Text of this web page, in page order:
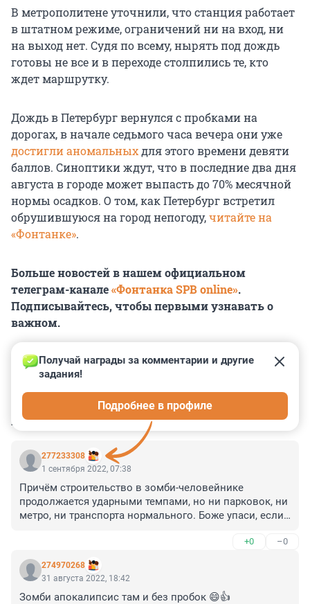
В метрополитене уточнили, что станция работает
в штатном режиме, ограничений ни на вход, ни
на выход нет. Судя по всему, нырять под дождь
готовы не все и в переходе столпились те, кто
ждет маршрутку.
Дождь в Петербург вернулся с пробками на
дорогах, в начале седьмого часа вечера они уже
достигли аномальныхдля этого времени девяти
баллов. Синоптики ждут, что в последние два дня
августа в городе может выпасть до 70% месячной
нормы осадков. О том, как Петербург встретил
обрушившуюся на город непогоду,читайте на
«Фонтанке».
Больше новостей в нашем официальном
телеграм-канале«Фонтанка SPB online».
Подписывайтесь, чтобы первыми узнавать о
важном.
КОММЕНТАРИИ 17
277233308
Получай награды за комментарии и другие
задания!
Подробнее в профиле
1 сентября 2022, 07:38
Причём строительство в зомби-человейнике
продолжается ударными темпами, но ни парковок, ни
метро, ни транспорта нормального. Боже упаси, если
+0 –0
274970268
31 августа 2022, 18:42
Зомби апокалипсис там и без пробок 😄👍